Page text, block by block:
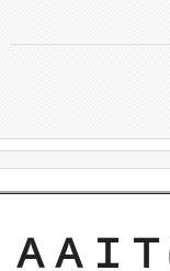
ＡＡＩ